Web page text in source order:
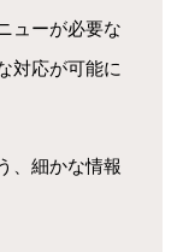
ューが必要な
対応が可能に
、細かな情報